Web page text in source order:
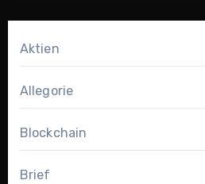
Aktien
Allegorie
Blockchain
Brief